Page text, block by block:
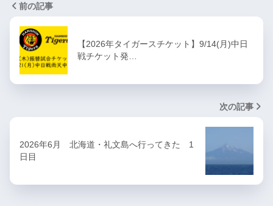
前の記事
【2026年タイガースチケット】9/14(月)中日
戦チケット発…
次の記事
2026年6月 北海道・礼文島へ行ってきた 1
日目